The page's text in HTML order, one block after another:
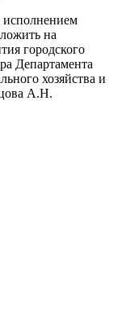
исполнением
на
городского
Департамента
хозяйства и
А.Н.